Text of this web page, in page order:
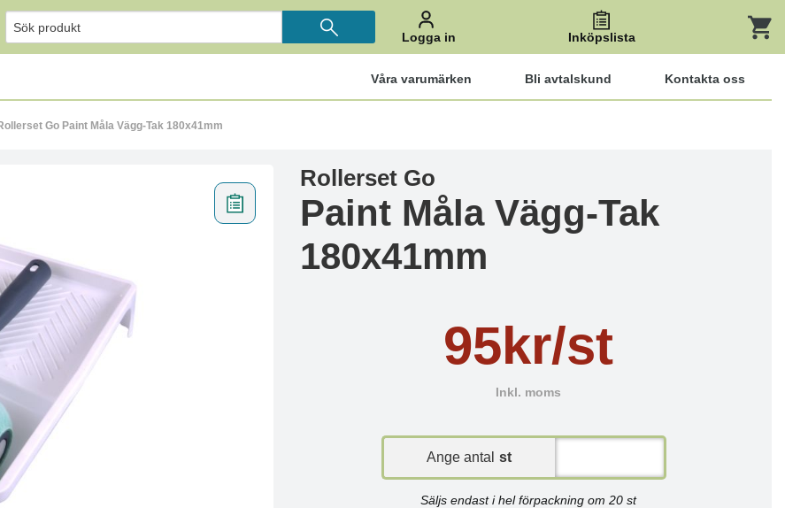
Logga in Inköpslista
Våra varumärken Bli avtalskund Kontakta oss
Go Paint Måla Vägg-Tak 180x41mm
Rollerset Go
Paint Måla Vägg-Tak
180x41mm
95kr/st
Inkl. moms
Ange antal st
Säljs endast i hel förpackning om 20 st